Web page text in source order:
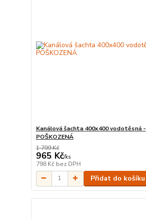
Kanálová šachta 400x400 vodotěsná -
POŠKOZENÁ
1 799 Kč
965 Kč/ks
798 Kč bez DPH
Přidat do košíku